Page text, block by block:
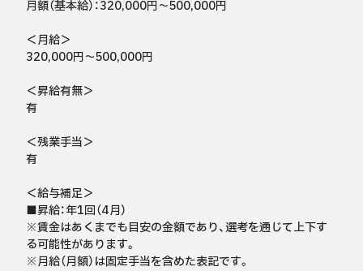
月額（基本給）：320,000円～500,000円
＜月給＞
320,000円～500,000円
＜昇給有無＞
有
＜残業手当＞
有
＜給与補足＞
■昇給：年1回（4月）
※賃金はあくまでも目安の金額であり、選考を通じて上下す
る可能性があります。
※月給（月額）は固定手当を含めた表記です。